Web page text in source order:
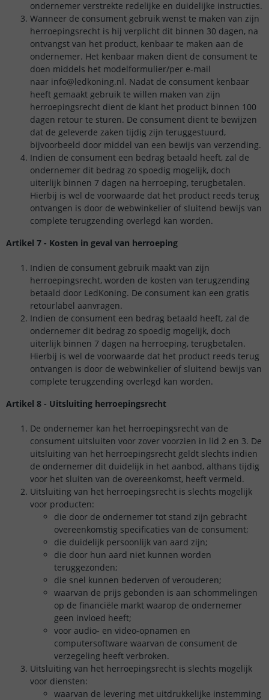
ondernemer verstrekte redelijke en duidelijke instructies.
Wanneer de consument gebruik wenst te maken van zijn
herroepingsrecht is hij verplicht dit binnen 30 dagen, na
ontvangst van het product, kenbaar te maken aan de
ondernemer. Het kenbaar maken dient de consument te
doen middels het modelformulier/per e-mail
naar info@ledkoning.nl. Nadat de consument kenbaar
heeft gemaakt gebruik te willen maken van zijn
herroepingsrecht dient de klant het product binnen 100
dagen retour te sturen. De consument dient te bewijzen
dat de geleverde zaken tijdig zijn teruggestuurd,
bijvoorbeeld door middel van een bewijs van verzending.
Indien de consument een bedrag betaald heeft, zal de
ondernemer dit bedrag zo spoedig mogelijk, doch
uiterlijk binnen 7 dagen na herroeping, terugbetalen.
Hierbij is wel de voorwaarde dat het product reeds terug
ontvangen is door de webwinkelier of sluitend bewijs van
complete terugzending overlegd kan worden.
Artikel 7 - Kosten in geval van herroeping
Indien de consument gebruik maakt van zijn
herroepingsrecht, worden de kosten van terugzending
betaald door LedKoning. De consument kan een gratis
retourlabel aanvragen.
Indien de consument een bedrag betaald heeft, zal de
ondernemer dit bedrag zo spoedig mogelijk, doch
uiterlijk binnen 7 dagen na herroeping, terugbetalen.
Hierbij is wel de voorwaarde dat het product reeds terug
ontvangen is door de webwinkelier of sluitend bewijs van
complete terugzending overlegd kan worden.
Artikel 8 - Uitsluiting herroepingsrecht
De ondernemer kan het herroepingsrecht van de
consument uitsluiten voor zover voorzien in lid 2 en 3. De
uitsluiting van het herroepingsrecht geldt slechts indien
de ondernemer dit duidelijk in het aanbod, althans tijdig
voor het sluiten van de overeenkomst, heeft vermeld.
Uitsluiting van het herroepingsrecht is slechts mogelijk
voor producten:
die door de ondernemer tot stand zijn gebracht
overeenkomstig specificaties van de consument;
die duidelijk persoonlijk van aard zijn;
die door hun aard niet kunnen worden
teruggezonden;
die snel kunnen bederven of verouderen;
waarvan de prijs gebonden is aan schommelingen
op de financiële markt waarop de ondernemer
geen invloed heeft;
voor audio- en video-opnamen en
computersoftware waarvan de consument de
verzegeling heeft verbroken.
Uitsluiting van het herroepingsrecht is slechts mogelijk
voor diensten:
waarvan de levering met uitdrukkelijke instemming